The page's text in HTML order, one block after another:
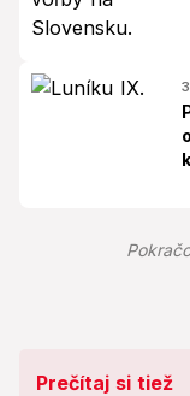
Prečítaj si tiež